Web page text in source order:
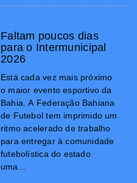
Faltam poucos dias
para o Intermunicipal
2026
Está cada vez mais próximo
o maior evento esportivo da
Bahia. A Federação Bahiana
de Futebol tem imprimido um
ritmo acelerado de trabalho
para entregar à comunidade
futebolística do estado
uma...